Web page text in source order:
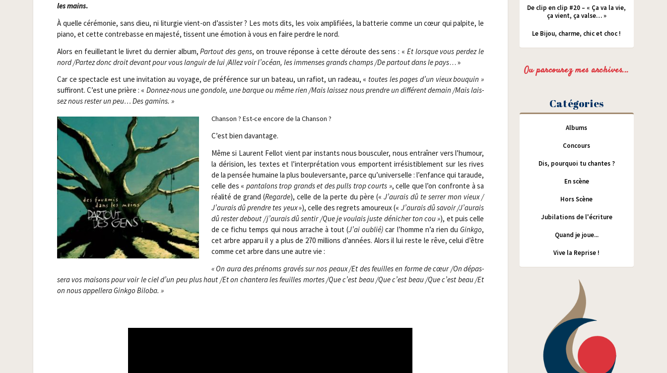
les mains.
À quelle céré­mo­nie, sans dieu, ni litur­gie vient-on d’assister ? Les mots dits, les voix ampli­fiées, la bat­te­rie comme un cœur qui pal­pite, le
pia­no, et cette contre­basse en majes­té, tissent une émo­tion à vous en faire perdre le nord.
Alors en feuille­tant le livret du der­nier album,Par­tout des gens, on trouve réponse à cette déroute des sens : « Et lorsque vous per­dez le
nord /​Par­tez donc droit devant pour vous lan­guir de lui /​Allez voir l’océan, les immenses grands champs /​De par­tout dans le pays… »
Car ce spec­tacle est une invi­ta­tion au voyage, de pré­fé­rence sur un bateau, un rafiot, un radeau, « toutes les pages d’un vieux bou­quin »
suf­fi­ront. C’est une prière : « Don­nez-nous une gon­dole, une barque ou même rien /​Mais lais­sez nous prendre un dif­fé­rent demain /​Mais lais­
sez nous res­ter un peu… Des gamins. »
Chan­son ? Est-ce encore de la Chanson ?
C’est bien davantage.
Même si Laurent Fel­lot vient par ins­tants nous bous­cu­ler, nous entraî­ner vers l’humour,
la déri­sion, les textes et l’interprétation vous emportent irré­sis­ti­ble­ment sur les rives
de la pen­sée humaine la plus bou­le­ver­sante, parce qu’universelle : l’enfance qui taraude,
celle des « pan­ta­lons trop grands et des pulls trop courts », celle que l’on confronte à sa
réa­li­té de grand (Regarde), celle de la perte du père (« J’aurais dû te ser­rer mon vieux /​
J’aurais dû prendre tes yeux»), celle des regrets amou­reux (« J’aurais dû savoir /​J’aurais
dû res­ter debout /​j’aurais dû sen­tir /​Que je vou­lais juste déni­cher ton cou »), et puis celle
de ce fichu temps qui nous arrache à tout (J’ai oublié) car l’homme n’a rien duGink­go,
cet arbre appa­ru il y a plus de 270 mil­lions d’années. Alors il lui reste le rêve, celui d’être
comme cet arbre dans une autre vie :
« On aura des pré­noms gra­vés sur nos peaux /​Et des feuilles en forme de cœur /​On dépas­
se­ra vos mai­sons pour voir le ciel d’un peu plus haut /​Et on chan­te­ra les feuilles mortes /​Que c’est beau /​Que c’est beau /​Que c’est beau /​Et
on nous appel­le­ra Gink­go Biloba. »
De clip en clip #20 – « Ça va la vie,
ça vient, ça valse… »
Le Bijou, charme, chic et choc !
Ou parcourez mes archives...
Catégories
Albums
Concours
Dis, pourquoi tu chantes ?
En scène
Hors Scène
Jubilations de l'écriture
Quand je joue...
Vive la Reprise !